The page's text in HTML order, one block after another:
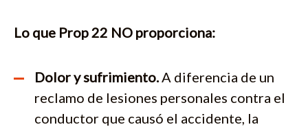
Lo que Prop 22 NO proporciona:
Dolor y sufrimiento. A diferencia de un
reclamo de lesiones personales contra el
conductor que causó el accidente, la